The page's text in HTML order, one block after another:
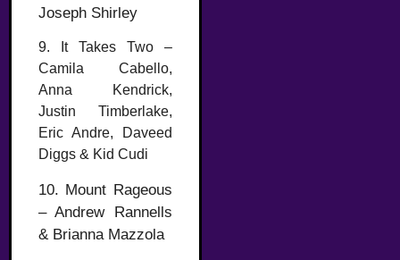
Joseph Shirley
9. It Takes Two –
Camila Cabello,
Anna Kendrick,
Justin Timberlake,
Eric Andre, Daveed
Diggs & Kid Cudi
10. Mount Rageous
– Andrew Rannells
& Brianna Mazzola